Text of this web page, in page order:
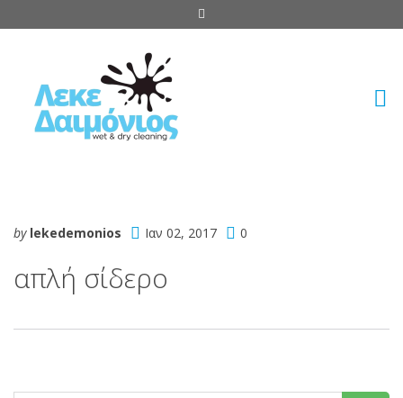
by lekedemonios Ιαν 02, 2017 0
απλή σίδερο